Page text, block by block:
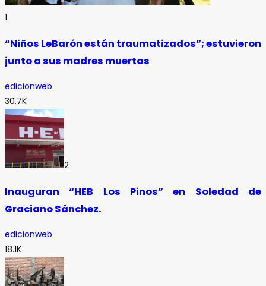
1
“Niños LeBarón están traumatizados”; estuvieron
junto a sus madres muertas
edicionweb
30.7K
2
Inauguran “HEB Los Pinos” en Soledad de
Graciano Sánchez.
edicionweb
18.1K